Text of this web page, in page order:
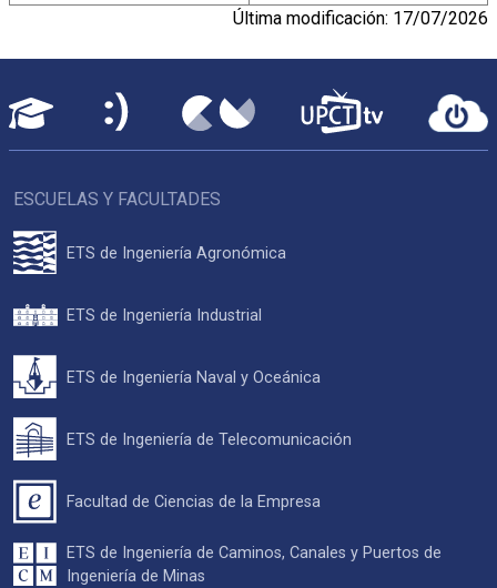
Última modificación: 17/07/2026
ESCUELAS Y FACULTADES
ETS de Ingeniería Agronómica
ETS de Ingeniería Industrial
ETS de Ingeniería Naval y Oceánica
ETS de Ingeniería de Telecomunicación
Facultad de Ciencias de la Empresa
ETS de Ingeniería de Caminos, Canales y Puertos de
Ingeniería de Minas